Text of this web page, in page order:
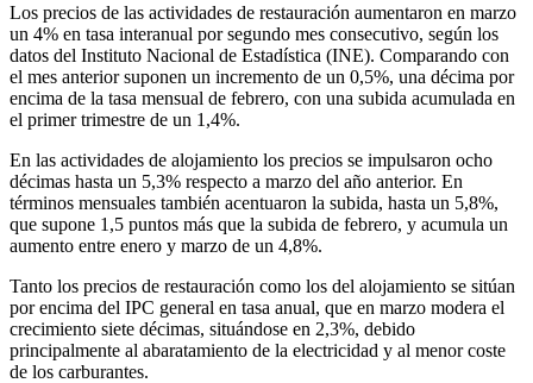
Los precios de las actividades de restauración aumentaron en marzo
un 4% en tasa interanual por segundo mes consecutivo, según los
datos del Instituto Nacional de Estadística (INE). Comparando con
el mes anterior suponen un incremento de un 0,5%, una décima por
encima de la tasa mensual de febrero, con una subida acumulada en
el primer trimestre de un 1,4%.
En las actividades de alojamiento los precios se impulsaron ocho
décimas hasta un 5,3% respecto a marzo del año anterior. En
términos mensuales también acentuaron la subida, hasta un 5,8%,
que supone 1,5 puntos más que la subida de febrero, y acumula un
aumento entre enero y marzo de un 4,8%.
Tanto los precios de restauración como los del alojamiento se sitúan
por encima del IPC general en tasa anual, que en marzo modera el
crecimiento siete décimas, situándose en 2,3%, debido
principalmente al abaratamiento de la electricidad y al menor coste
de los carburantes.